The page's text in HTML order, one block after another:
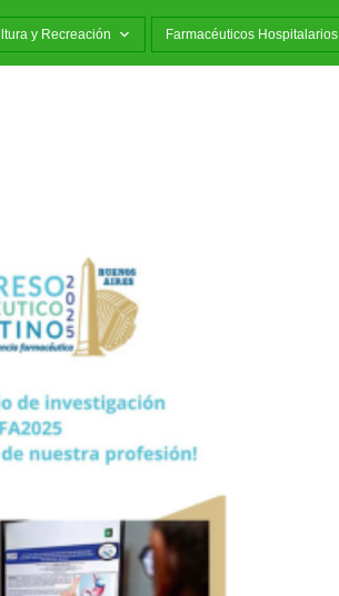
y Recreación Farmacéuticos Hospitalarios